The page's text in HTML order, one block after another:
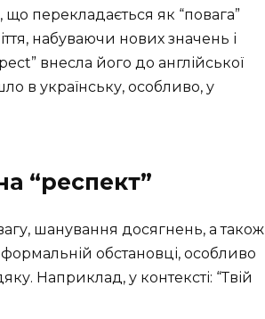
перекладається як “повага”
набуваючи нових значень і
внесла його до англійської
в українську, особливо, у
“респект”
шанування досягнень, а також
обстановці, особливо
Наприклад, у контексті: “Твій